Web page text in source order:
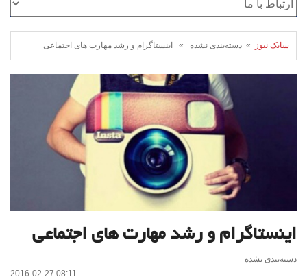
سایک نیوز » دسته‌بندی نشده » اینستاگرام و رشد مهارت های اجتماعی
اینستاگرام و رشد مهارت های اجتماعی
دسته‌بندی نشده
2016-02-27 08:11